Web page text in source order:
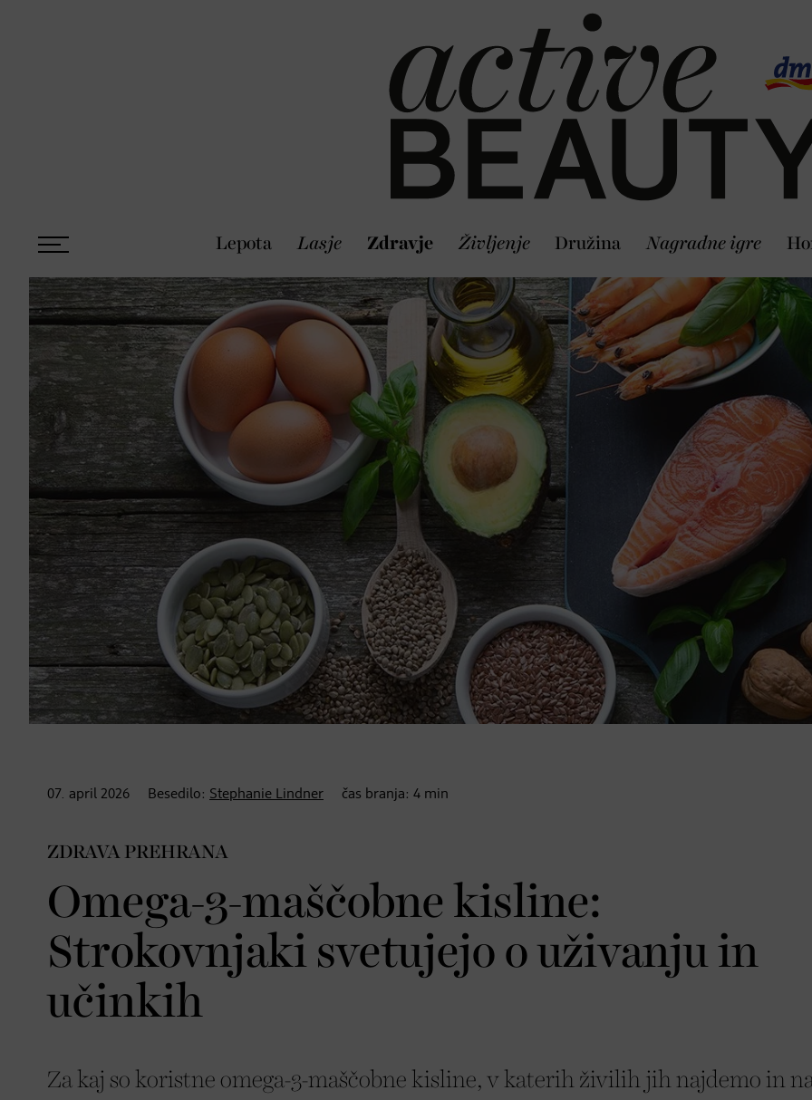
Lepota Lasje Zdravje Življenje Družina Nagradne igre
07. april 2026 Besedilo: Stephanie Lindner čas branja: 4 min
ZDRAVA PREHRANA
Omega-3-maščobne kisline:
Strokovnjaki svetujejo o uživanju in
učinkih
Za kaj so koristne omega-3-maščobne kisline, v katerih živilih jih najdemo in